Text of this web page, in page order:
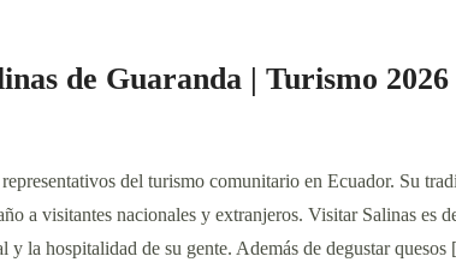
de Guaranda | Turismo
del turismo comunitario en Ecuador. Su
a visitantes nacionales y extranjeros. Visitar Salinas es
y la hospitalidad de su gente. Además de degustar